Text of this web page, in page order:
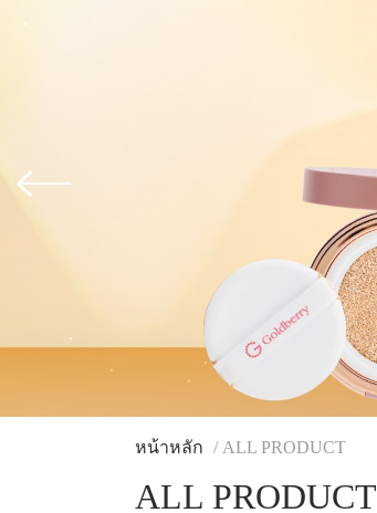
หน้าหลัก / ALL PRODUCT
ALL PRODUCT